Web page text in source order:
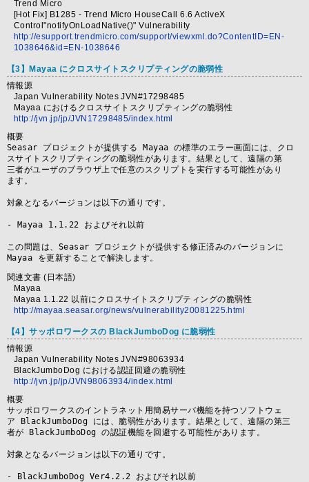
Trend Micro
[Hot Fix] B1285 - Trend Micro HouseCall 6.6 ActiveX
Control"notifyOnLoadNative()" Vulnerability
http://esupport.trendmicro.com/support/viewxml.do?ContentID=EN-
1038646&id=EN-1038646
【3】Mayaa にクロスサイトスクリプティングの脆弱性
情報源
Japan Vulnerability Notes JVN#17298485
Mayaa におけるクロスサイトスクリプティングの脆弱性
http://jvn.jp/jp/JVN17298485/index.html
概要
Seasar プロジェクトが提供する Mayaa の標準のエラー画面には、クロ
スサイトスクリプティングの脆弱性があります。結果として、遠隔の第
三者がユーザのブラウザ上で任意のスクリプトを実行する可能性があり
ます。
対象となるバージョンは以下の通りです。
- Mayaa 1.1.22 およびそれ以前
この問題は、Seasar プロジェクトが提供する修正済みのバージョンに
Mayaa を更新することで解決します。
関連文書 (日本語)
Mayaa
Mayaa 1.1.22 以前にクロスサイトスクリプティングの脆弱性
http://mayaa.seasar.org/news/vulnerability20081225.html
【4】サッポロワークスの BlackJumboDog に脆弱性
情報源
Japan Vulnerability Notes JVN#98063934
BlackJumboDog における認証回避の脆弱性
http://jvn.jp/jp/JVN98063934/index.html
概要
サッポロワークスのイントラネット用簡易サーバ機能を持つソフトウェ
ア BlackJumboDog には、脆弱性があります。結果として、遠隔の第三
者が BlackJumboDog の認証機能を回避する可能性があります。
対象となるバージョンは以下の通りです。
- BlackJumboDog Ver4.2.2 およびそれ以前